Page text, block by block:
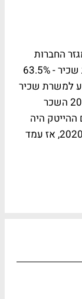
מגזר החברות
הלא-פיננסיות, ובו היו 2.178 מיליון משרות שכיר - 63.5%
למשרת שכיר
במגזר זה היה 12,308 שקל. בחודש יוני 2020 השכר
היה
24,287 שקל, ירידה של 2.0% לעומת מאי 2020, אז עמד